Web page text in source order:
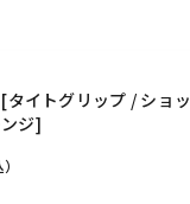
イトグリップ / ショッ
ジ]